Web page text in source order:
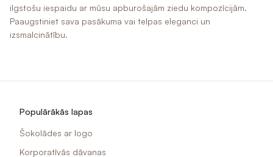
ilgstošu iespaidu ar mūsu apburošajām ziedu kompozīcijām.
Paaugstiniet sava pasākuma vai telpas eleganci un
izsmalcinātību.
Populārākās lapas
Šokolādes ar logo
Korporatīvās dāvanas